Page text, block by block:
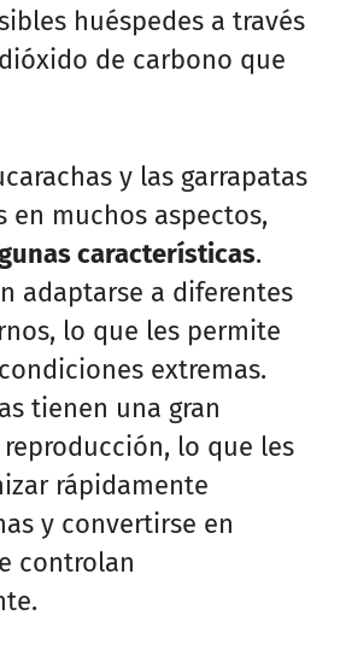
huéspedes a través
de carbono que
y las garrapatas
en muchos aspectos,
características.
adaptarse a diferentes
lo que les permite
extremas.
tienen una gran
lo que les
rápidamente
y convertirse en
controlan